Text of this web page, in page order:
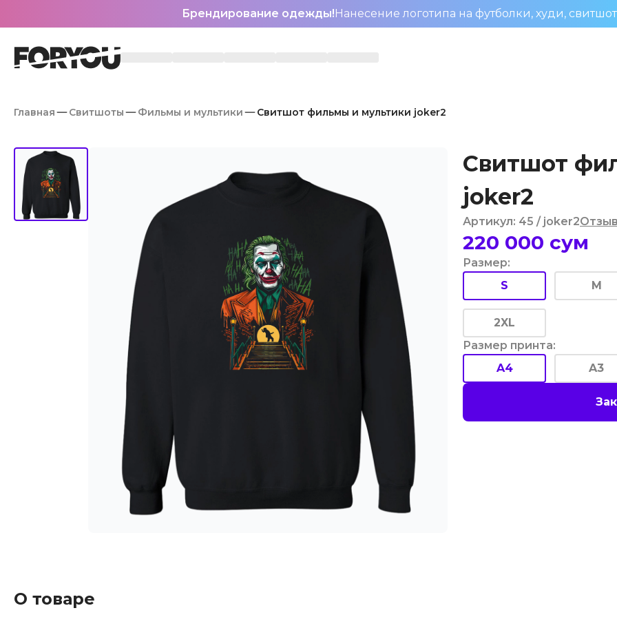
Брендирование одежды!Нанесение логотипа на футболки, худи,
Главная Свитшоты Фильмы и мультики Свитшот фильмы и мультики joker2
Свитшот
joker2
Артикул: 45 / joker2
220 000 сум
Размер:
S
M
2XL
Размер принта:
A4
A3
О товаре